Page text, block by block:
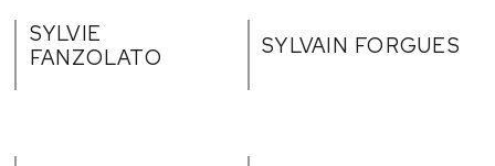
SYLVIE
FANZOLATO
SYLVAIN FORGUES